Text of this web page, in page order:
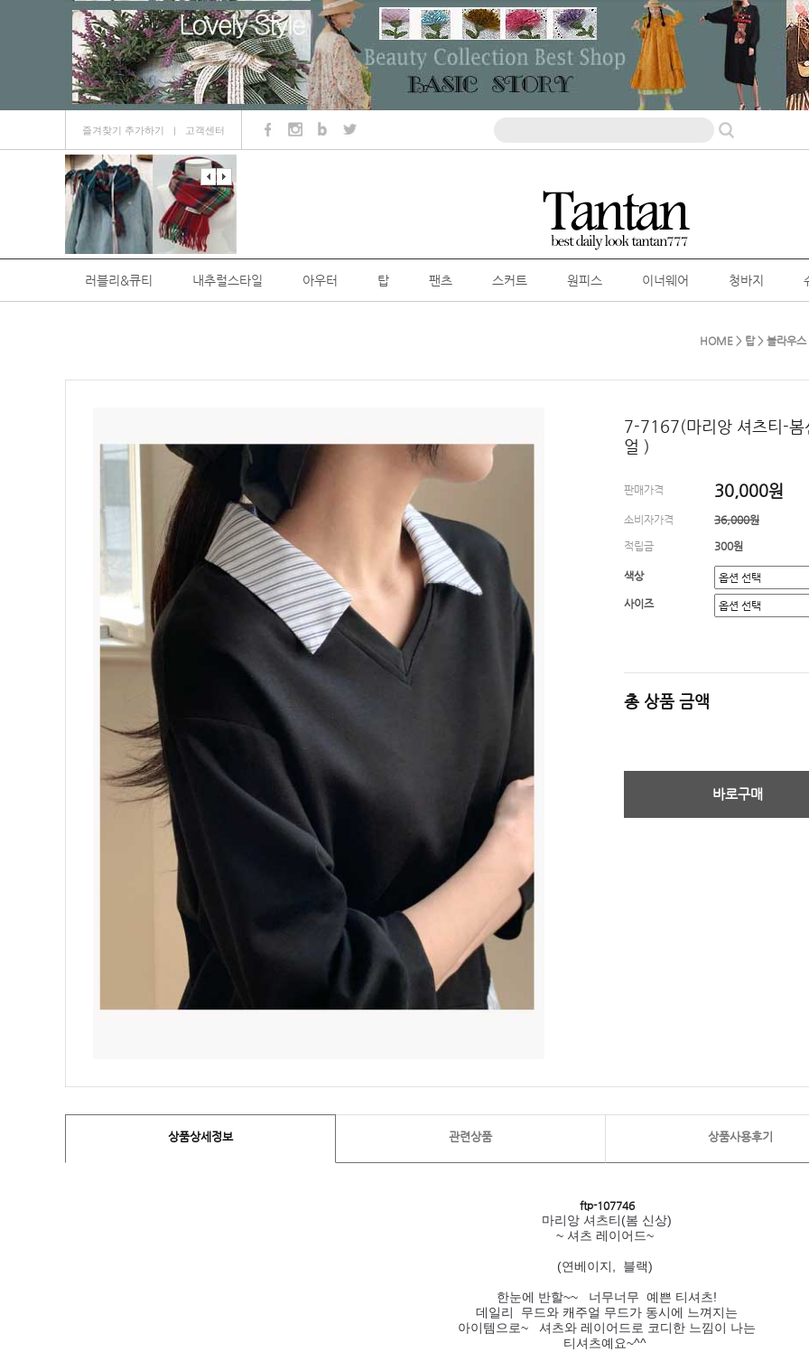
즐겨찾기 추가하기 ㅣ 고객센터
러블리&큐티 내추럴스타일 아우터 탑 팬츠 스커트 원피스 이너웨어 청바지
HOME > 탑> 블라우스
7-7167(마리앙 셔츠티-봄
얼 )
판매가격 30,000원
소비자가격 36,000원
적립금 300원
색상
사이즈
총 상품 금액
바로구매
상품상세정보 관련상품 상품사용후기
ftp- 107746
마리앙 셔츠티(봄 신상)
~ 셔츠 레이어드~
(연베이지, 블랙)
한눈에 반할~~ 너무너무 예쁜 티셔츠!
데일리 무드와 캐주얼 무드가 동시에 느껴지는
아이템으로~ 셔츠와 레이어드로 코디한 느낌이 나는
티셔츠예요~^^